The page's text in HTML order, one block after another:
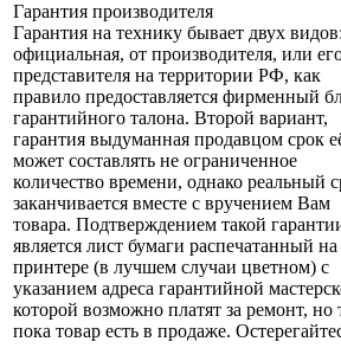
Гарантия производителя
Гарантия на технику бывает двух видов:
официальная, от производителя, или
представителя на территории РФ, как
правило предоставляется фирменный
гарантийного талона. Второй вариант,
гарантия выдуманная продавцом срок
может составлять не ограниченное
количество времени, однако реальный
заканчивается вместе с вручением Вам
товара. Подтверждением такой
является лист бумаги распечатанный на
принтере (в лучшем случаи цветном) с
указанием адреса гарантийной
которой возможно платят за ремонт, но
пока товар есть в продаже.